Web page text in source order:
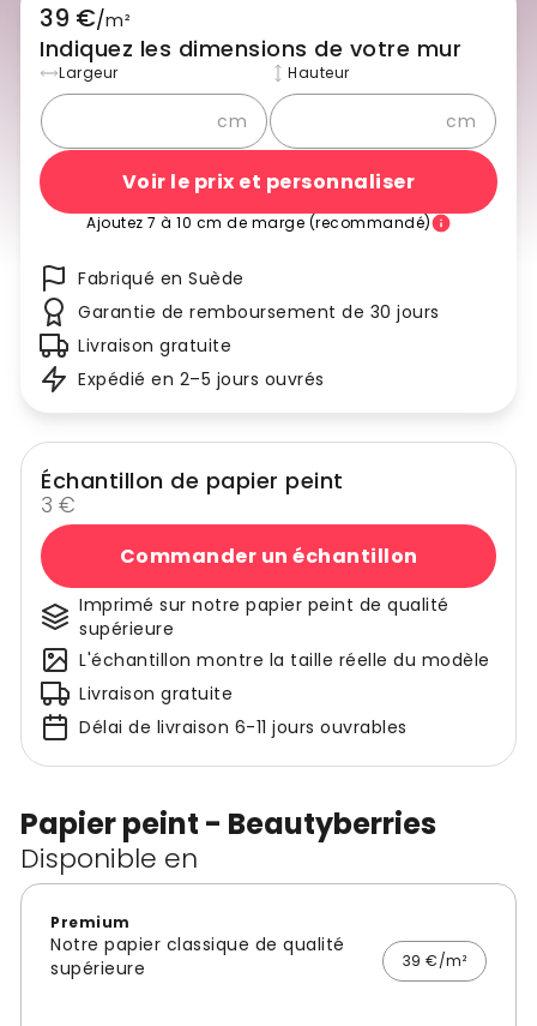
Papier peint - Beautyberries
Disponible en
Premium
Notre papier classique de qualité
supérieure
39 €/m²
39 €/m²
Indiquez les dimensions de votre mur
Largeur
cm
Hauteur
cm
Voir le prix et personnaliser
Ajoutez 7 à 10 cm de marge (recommandé)
Fabriqué en Suède
Garantie de remboursement de 30 jours
Livraison gratuite
Expédié en 2–5 jours ouvrés
Échantillon de papier peint
3 €
Commander un échantillon
Imprimé sur notre papier peint de qualité
supérieure
L'échantillon montre la taille réelle du modèle
Livraison gratuite
Délai de livraison 6-11 jours ouvrables